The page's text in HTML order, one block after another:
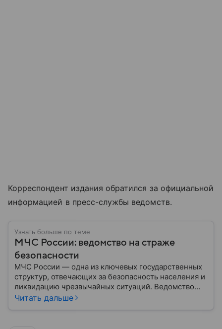
Корреспондент издания обратился за официальной
информацией в пресс-службы ведомств.
Узнать больше по теме
МЧС России: ведомство на страже
безопасности
МЧС России — одна из ключевых государственных
структур, отвечающих за безопасность населения и
ликвидацию чрезвычайных ситуаций. Ведомство
играет важную роль в защите граждан от
Читать дальше